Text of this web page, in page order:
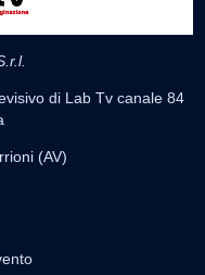
di Lab Tv canale 84
(AV)